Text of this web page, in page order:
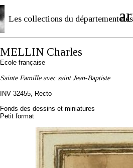
Les collections du département des
MELLIN Charles
Ecole française
Sainte Famille avec saint Jean-Baptiste
INV 32455, Recto
Fonds des dessins et miniatures
Petit format